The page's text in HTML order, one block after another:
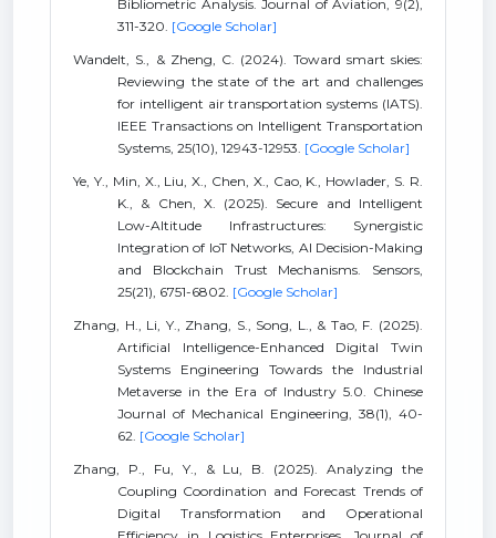
Bibliometric Analysis. Journal of Aviation, 9(2),
311-320. [Google Scholar]
Wandelt, S., & Zheng, C. (2024). Toward smart skies:
Reviewing the state of the art and challenges
for intelligent air transportation systems (IATS).
IEEE Transactions on Intelligent Transportation
Systems, 25(10), 12943-12953. [Google Scholar]
Ye, Y., Min, X., Liu, X., Chen, X., Cao, K., Howlader, S. R.
K., & Chen, X. (2025). Secure and Intelligent
Low-Altitude Infrastructures: Synergistic
Integration of IoT Networks, AI Decision-Making
and Blockchain Trust Mechanisms. Sensors,
25(21), 6751-6802. [Google Scholar]
Zhang, H., Li, Y., Zhang, S., Song, L., & Tao, F. (2025).
Artificial Intelligence-Enhanced Digital Twin
Systems Engineering Towards the Industrial
Metaverse in the Era of Industry 5.0. Chinese
Journal of Mechanical Engineering, 38(1), 40-
62. [Google Scholar]
Zhang, P., Fu, Y., & Lu, B. (2025). Analyzing the
Coupling Coordination and Forecast Trends of
Digital Transformation and Operational